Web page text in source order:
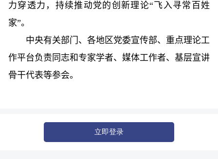
力穿透力，持续推动党的创新理论“飞入寻常百姓
家”。
中央有关部门、各地区党委宣传部、重点理论工
作平台负责同志和专家学者、媒体工作者、基层宣讲
骨干代表等参会。
立即登录